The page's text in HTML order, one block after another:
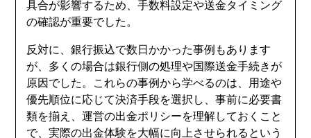
具合が影響するため、手数料設定や送金タイミング
の確認が重要でした。
反対に、銀行振込で数日かかった事例もあります
が、多くの場合は銀行側の処理や国際送金手続きが
原因でした。これらの事例から学べるのは、用途や
優先順位に応じて決済手段を選択し、事前に必要書
類を揃え、運営の出金ポリシーを理解しておくこと
で、実際の出金体験を大幅に向上させられるという